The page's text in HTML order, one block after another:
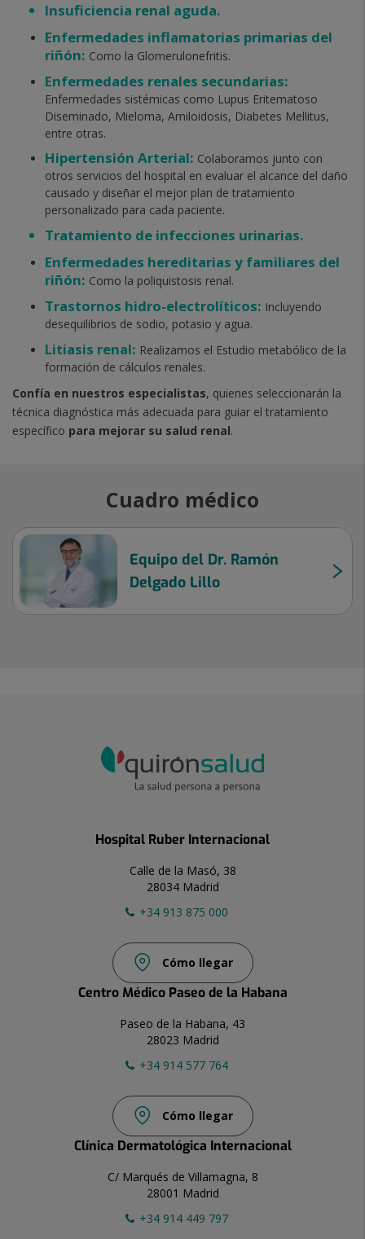
Insuficiencia renal aguda.
Enfermedades inflamatorias primarias del
riñón: Como la Glomerulonefritis.
Enfermedades renales secundarias:
Enfermedades sistémicas como Lupus Eritematoso
Diseminado, Mieloma, Amiloidosis, Diabetes Mellitus,
entre otras.
Hipertensión Arterial: Colaboramos junto con
otros servicios del hospital en evaluar el alcance del daño
causado y diseñar el mejor plan de tratamiento
personalizado para cada paciente.
Tratamiento de infecciones urinarias.
Enfermedades hereditarias y familiares del
riñón: Como la poliquistosis renal.
Trastornos hidro-electrolíticos: Incluyendo
desequilibrios de sodio, potasio y agua.
Litiasis renal: Realizamos el Estudio metabólico de la
formación de cálculos renales.
Confía en nuestros especialistas, quienes seleccionarán la
técnica diagnóstica más adecuada para guiar el tratamiento
específico para mejorar su salud renal.
Cuadro médico
Equipo del Dr. Ramón
Delgado Lillo
Hospital Ruber Internacional
Calle de la Masó, 38
28034 Madrid
+34 913 875 000
Cómo llegar
Centro Médico Paseo de la Habana
Paseo de la Habana, 43
28023 Madrid
+34 914 577 764
Cómo llegar
Clínica Dermatológica Internacional
C/ Marqués de Villamagna, 8
28001 Madrid
+34 914 449 797